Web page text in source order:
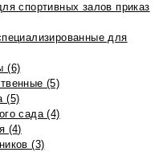
спортивных залов приказ
для
(6)
(5)
(5)
сада (4)
(4)
(3)